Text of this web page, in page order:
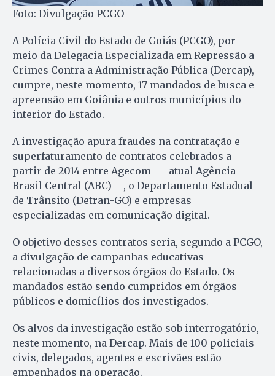
Foto: Divulgação PCGO
A Polícia Civil do Estado de Goiás (PCGO), por
meio da Delegacia Especializada em Repressão a
Crimes Contra a Administração Pública (Dercap),
cumpre, neste momento, 17 mandados de busca e
apreensão em Goiânia e outros municípios do
interior do Estado.
A investigação apura fraudes na contratação e
superfaturamento de contratos celebrados a
partir de 2014 entre Agecom — atual Agência
Brasil Central (ABC) —, o Departamento Estadual
de Trânsito (Detran-GO) e empresas
especializadas em comunicação digital.
O objetivo desses contratos seria, segundo a PCGO,
a divulgação de campanhas educativas
relacionadas a diversos órgãos do Estado. Os
mandados estão sendo cumpridos em órgãos
públicos e domicílios dos investigados.
Os alvos da investigação estão sob interrogatório,
neste momento, na Dercap. Mais de 100 policiais
civis, delegados, agentes e escrivães estão
empenhados na operação.